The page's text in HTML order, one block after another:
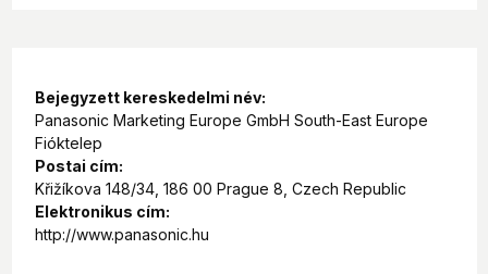
Bejegyzett kereskedelmi név:
Panasonic Marketing Europe GmbH South-East Europe
Fióktelep
Postai cím:
Křižíkova 148/34, 186 00 Prague 8, Czech Republic
Elektronikus cím:
http://www.panasonic.hu